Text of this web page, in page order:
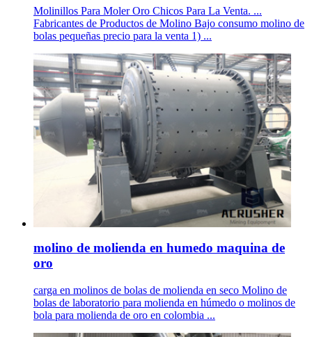
Molinillos Para Moler Oro Chicos Para La Venta. ...
Fabricantes de Productos de Molino Bajo consumo molino de
bolas pequeñas precio para la venta 1) ...
molino de molienda en humedo maquina de
oro
carga en molinos de bolas de molienda en seco Molino de
bolas de laboratorio para molienda en húmedo o molinos de
bola para molienda de oro en colombia ...